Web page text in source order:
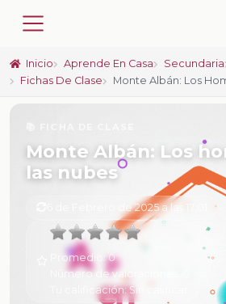
Inicio Aprende En Casa Secundaria
Fichas De Clase
Monte Albán: Los
Monte Albán: Los
las nubes
6 de Febrero de 2025 a las 17:01
Promedio:0
Número de valoraciones:
Tu calificación:Sin calificar